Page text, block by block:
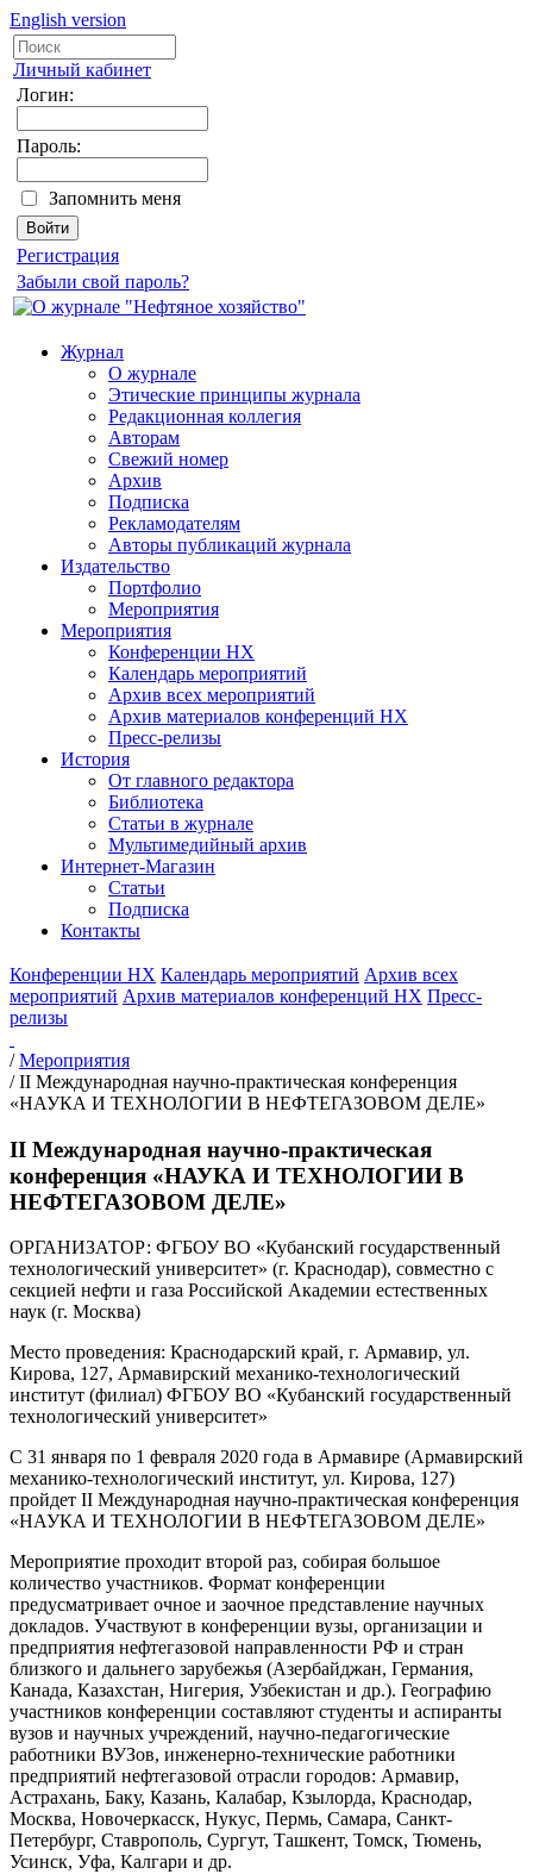
English version
Личный кабинет
Логин:
Пароль:
Запомнить меня
Регистрация
Забыли свой пароль?
Журнал
О журнале
Этические принципы журнала
Редакционная коллегия
Авторам
Свежий номер
Архив
Подписка
Рекламодателям
Авторы публикаций журнала
Издательство
Портфолио
Мероприятия
Мероприятия
Конференции НХ
Календарь мероприятий
Архив всех мероприятий
Архив материалов конференций НХ
Пресс-релизы
История
От главного редактора
Библиотека
Статьи в журнале
Мультимедийный архив
Интернет-Магазин
Статьи
Подписка
Контакты
Конференции НХ Календарь мероприятий Архив всех
мероприятий Архив материалов конференций НХ Пресс-
релизы
/Мероприятия
/II Международная научно-практическая конференция
«НАУКА И ТЕХНОЛОГИИ В НЕФТЕГАЗОВОМ ДЕЛЕ»
II Международная научно-практическая
конференция «НАУКА И ТЕХНОЛОГИИ В
НЕФТЕГАЗОВОМ ДЕЛЕ»
ОРГАНИЗАТОР: ФГБОУ ВО «Кубанский государственный
технологический университет» (г. Краснодар), совместно с
секцией нефти и газа Российской Академии естественных
наук (г. Москва)
Место проведения: Краснодарский край, г. Армавир, ул.
Кирова, 127, Армавирский механико-технологический
институт (филиал) ФГБОУ ВО «Кубанский государственный
технологический университет»
C 31 января по 1 февраля 2020 года в Армавире (Армавирский
механико-технологический институт, ул. Кирова, 127)
пройдет II Международная научно-практическая конференция
«НАУКА И ТЕХНОЛОГИИ В НЕФТЕГАЗОВОМ ДЕЛЕ»
Мероприятие проходит второй раз, собирая большое
количество участников. Формат конференции
предусматривает очное и заочное представление научных
докладов. Участвуют в конференции вузы, организации и
предприятия нефтегазовой направленности РФ и стран
близкого и дальнего зарубежья (Азербайджан, Германия,
Канада, Казахстан, Нигерия, Узбекистан и др.). Географию
участников конференции составляют студенты и аспиранты
вузов и научных учреждений, научно-педагогические
работники ВУЗов, инженерно-технические работники
предприятий нефтегазовой отрасли городов: Армавир,
Астрахань, Баку, Казань, Калабар, Кзылорда, Краснодар,
Москва, Новочеркасск, Нукус, Пермь, Самара, Санкт-
Петербург, Ставрополь, Сургут, Ташкент, Томск, Тюмень,
Усинск, Уфа, Калгари и др.